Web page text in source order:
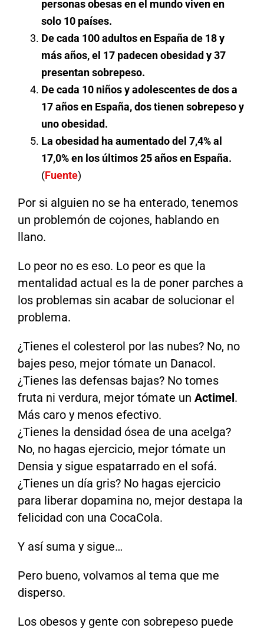
personas obesas en el mundo viven en
solo 10 países.
De cada 100 adultos en España de 18 y
más años, el 17 padecen obesidad y 37
presentan sobrepeso.
De cada 10 niños y adolescentes de dos a
17 años en España, dos tienen sobrepeso y
uno obesidad.
La obesidad ha aumentado del 7,4% al
17,0% en los últimos 25 años en España.
(Fuente)
Por si alguien no se ha enterado, tenemos
un problemón de cojones, hablando en
llano.
Lo peor no es eso. Lo peor es que la
mentalidad actual es la de poner parches a
los problemas sin acabar de solucionar el
problema.
¿Tienes el colesterol por las nubes? No, no
bajes peso, mejor tómate un Danacol.
¿Tienes las defensas bajas? No tomes
fruta ni verdura, mejor tómate un Actimel.
Más caro y menos efectivo.
¿Tienes la densidad ósea de una acelga?
No, no hagas ejercicio, mejor tómate un
Densia y sigue espatarrado en el sofá.
¿Tienes un día gris? No hagas ejercicio
para liberar dopamina no, mejor destapa la
felicidad con una CocaCola.
Y así suma y sigue…
Pero bueno, volvamos al tema que me
disperso.
Los obesos y gente con sobrepeso puede